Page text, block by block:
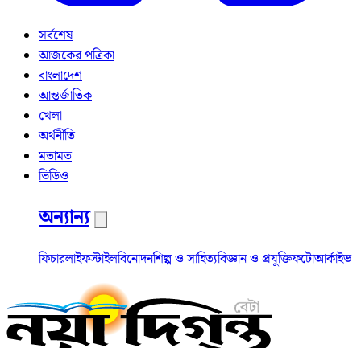
সর্বশেষ
আজকের পত্রিকা
বাংলাদেশ
আন্তর্জাতিক
খেলা
অর্থনীতি
মতামত
ভিডিও
অন্যান্য
ফিচারলাইফস্টাইলবিনোদনশিল্প ও সাহিত্যবিজ্ঞান ও প্রযুক্তিফটোআর্কাইভ